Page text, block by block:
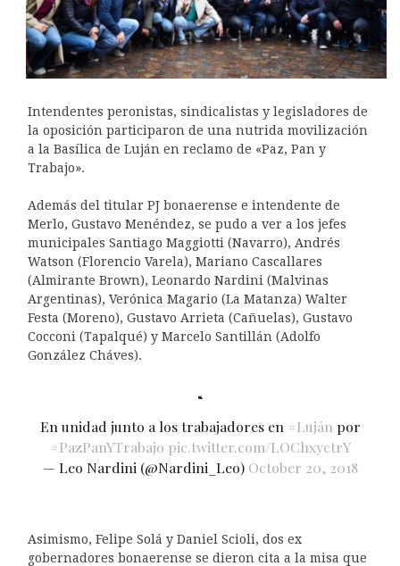
Intendentes peronistas, sindicalistas y legisladores de
la oposición participaron de una nutrida movilización
a la Basílica de Luján en reclamo de «Paz, Pan y
Trabajo».
Además del titular PJ bonaerense e intendente de
Merlo, Gustavo Menéndez, se pudo a ver a los jefes
municipales Santiago Maggiotti (Navarro), Andrés
Watson (Florencio Varela), Mariano Cascallares
(Almirante Brown), Leonardo Nardini (Malvinas
Argentinas), Verónica Magario (La Matanza) Walter
Festa (Moreno), Gustavo Arrieta (Cañuelas), Gustavo
Cocconi (Tapalqué) y Marcelo Santillán (Adolfo
González Cháves).
En unidad junto a los trabajadores en #Luján por
#PazPanYTrabajo pic.twitter.com/LOChxyctrY
— Leo Nardini (@Nardini_Leo) October 20, 2018
Asimismo, Felipe Solá y Daniel Scioli, dos ex
gobernadores bonaerense se dieron cita a la misa que